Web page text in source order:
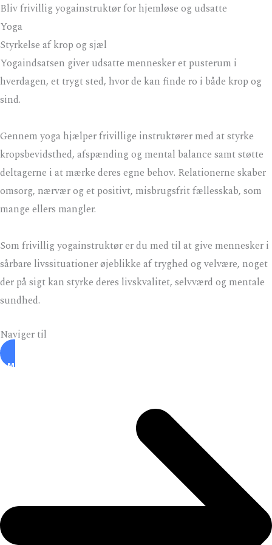
Gå
til
indholdet
Bliv frivillig yogainstruktør for hjemløse og udsatte
Yoga
Styrkelse af krop og sjæl
Yogaindsatsen giver udsatte mennesker et pusterum i
hverdagen, et trygt sted, hvor de kan finde ro i både krop og
sind.
Gennem yoga hjælper frivillige instruktører med at styrke
kropsbevidsthed, afspænding og mental balance samt støtte
deltagerne i at mærke deres egne behov. Relationerne skaber
omsorg, nærvær og et positivt, misbrugsfrit fællesskab, som
mange ellers mangler.
Som frivillig yogainstruktør er du med til at give mennesker i
sårbare livssituationer øjeblikke af tryghed og velvære, noget
der på sigt kan styrke deres livskvalitet, selvværd og mentale
sundhed.
Naviger til
OM YOGAINDSATSEN